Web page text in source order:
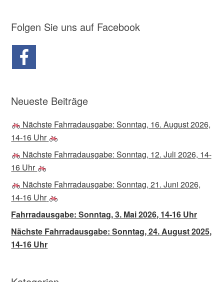
Folgen Sie uns auf Facebook
Neueste Beiträge
Nächste Fahrradausgabe: Sonntag, 16. August 2026,
14-16 Uhr
Nächste Fahrradausgabe: Sonntag, 12. Juli 2026, 14-
16 Uhr
Nächste Fahrradausgabe: Sonntag, 21. Juni 2026,
14-16 Uhr
Fahrradausgabe: Sonntag, 3. Mai 2026, 14-16 Uhr
Nächste Fahrradausgabe: Sonntag, 24. August 2025,
14-16 Uhr